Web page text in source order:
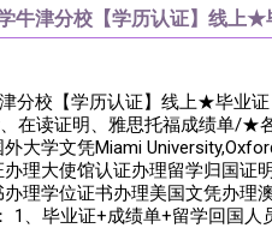
牛津分校【学历认证】线上★
营，推荐/Offer
分校【学历认证】线上★毕业
在读证明、雅思托福成绩单/★
大学文凭Miami
理大使馆认证办理留学归国证
理学位证书办理美国文凭办理
1、毕业证+成绩单+留学回国人